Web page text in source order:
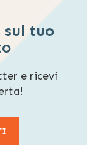
sul tuo
e ricevi